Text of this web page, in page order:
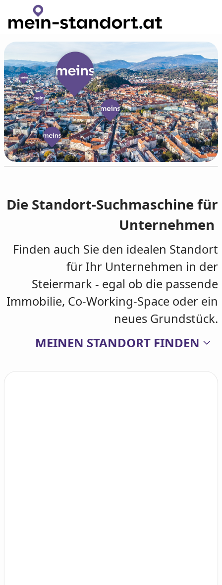
Zum Hauptinhalt wechseln
Die Standort-Suchmaschine für
Unternehmen
Finden auch Sie den idealen Standort
für Ihr Unternehmen in der
Steiermark - egal ob die passende
Immobilie, Co-Working-Space oder ein
neues Grundstück.
MEINEN STANDORT FINDEN